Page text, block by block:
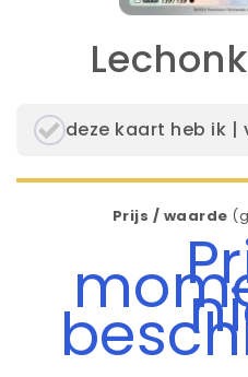
deze kaart heb ik
Prijs / waarde